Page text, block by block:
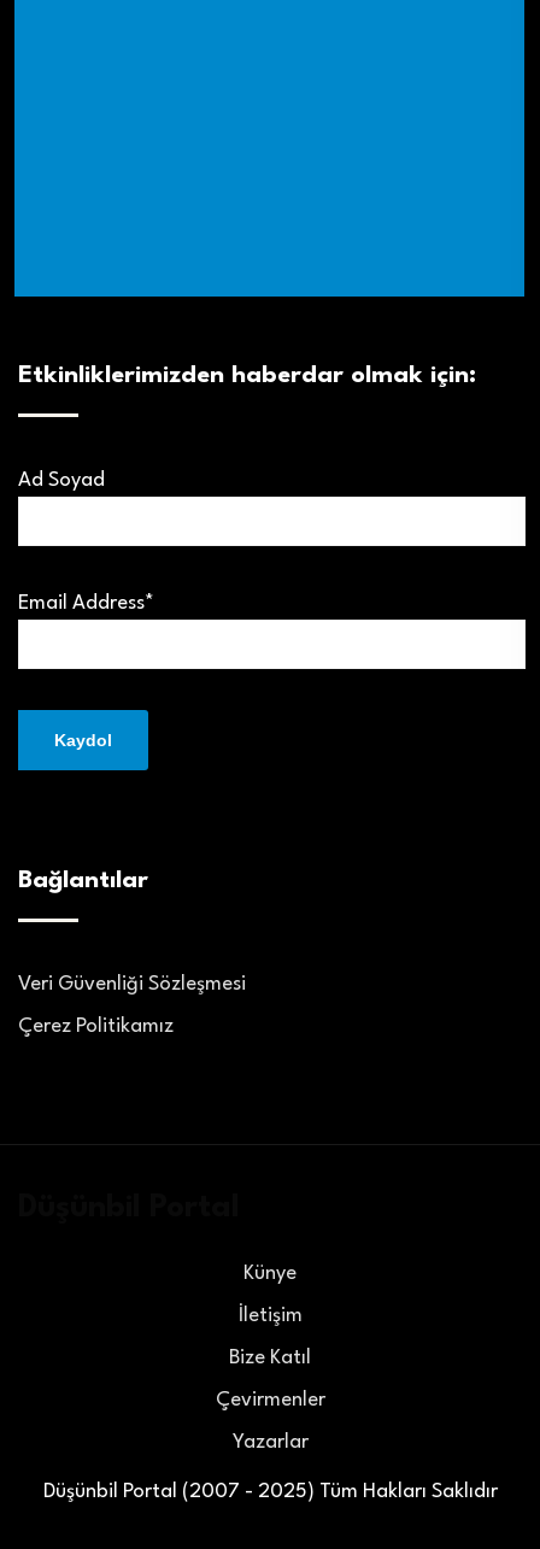
Etkinliklerimizden haberdar olmak için:
Ad Soyad
Email Address*
Bağlantılar
Veri Güvenliği Sözleşmesi
Çerez Politikamız
Düşünbil Portal (2007 - 2025) Tüm Hakları Saklıdır
Künye
İletişim
Bize Katıl
Çevirmenler
Yazarlar